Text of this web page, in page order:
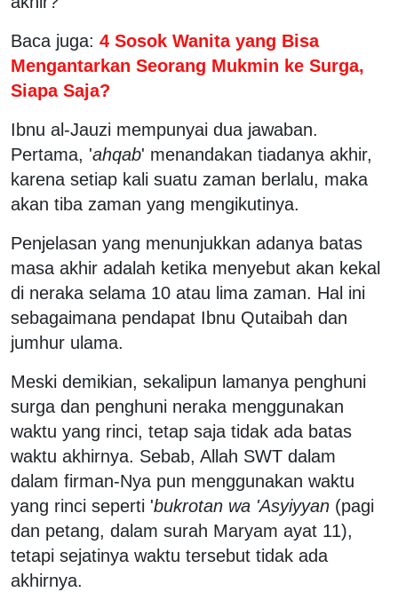
Baca juga: 4 Sosok Wanita yang Bisa
Mengantarkan Seorang Mukmin ke Surga,
Siapa Saja?
Ibnu al-Jauzi mempunyai dua jawaban.
Pertama, 'ahqab' menandakan tiadanya akhir,
karena setiap kali suatu zaman berlalu, maka
akan tiba zaman yang mengikutinya.
Penjelasan yang menunjukkan adanya batas
masa akhir adalah ketika menyebut akan kekal
di neraka selama 10 atau lima zaman. Hal ini
sebagaimana pendapat Ibnu Qutaibah dan
jumhur ulama.
Meski demikian, sekalipun lamanya penghuni
surga dan penghuni neraka menggunakan
waktu yang rinci, tetap saja tidak ada batas
waktu akhirnya. Sebab, Allah SWT dalam
dalam firman-Nya pun menggunakan waktu
yang rinci seperti 'bukrotan wa 'Asyiyyan (pagi
dan petang, dalam surah Maryam ayat 11),
tetapi sejatinya waktu tersebut tidak ada
akhirnya.